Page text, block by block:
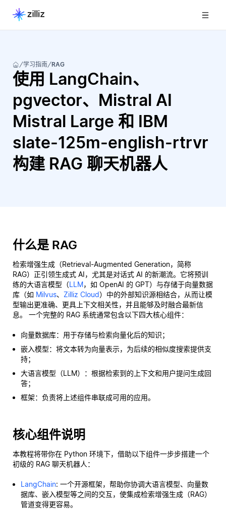
学习指南 RAG
使用 LangChain、
pgvector、Mistral AI
Mistral Large 和 IBM
slate-125m-english-rtrvr
构建 RAG 聊天机器人
什么是 RAG
检索增强生成（Retrieval-Augmented Generation，简称
RAG）正引领生成式 AI，尤其是对话式 AI 的新潮流。它将预训
练的大语言模型（LLM，如 OpenAI 的 GPT）与存储于向量数据
库（如 Milvus、 Zilliz Cloud）中的外部知识源相结合，从而让模
型输出更准确、更具上下文相关性，并且能够及时融合最新信
息。 一个完整的 RAG 系统通常包含以下四大核心组件：
向量数据库：用于存储与检索向量化后的知识；
嵌入模型：将文本转为向量表示，为后续的相似度搜索提供支
持；
大语言模型（LLM）：根据检索到的上下文和用户提问生成回
答；
框架：负责将上述组件串联成可用的应用。
核心组件说明
本教程将带你在 Python 环境下，借助以下组件一步步搭建一个
初级的 RAG 聊天机器人：
LangChain: 一个开源框架，帮助你协调大语言模型、向量数
据库、嵌入模型等之间的交互，使集成检索增强生成（RAG）
管道变得更容易。